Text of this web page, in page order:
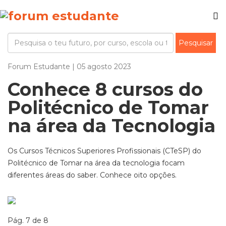
Forum Estudante | 05 agosto 2023
Conhece 8 cursos do
Politécnico de Tomar
na área da Tecnologia
Os Cursos Técnicos Superiores Profissionais (CTeSP) do
Politécnico de Tomar na área da tecnologia focam
diferentes áreas do saber. Conhece oito opções.
Pág. 7 de 8